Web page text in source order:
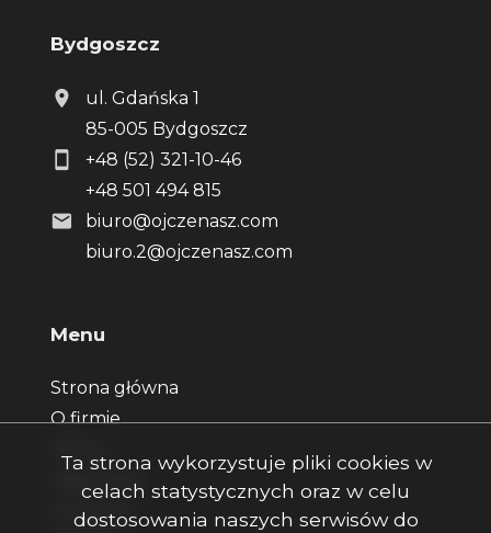
Bydgoszcz
ul. Gdańska 1
85-005 Bydgoszcz
+48 (52) 321-10-46
+48 501 494 815
biuro@ojczenasz.com
biuro.2@ojczenasz.com
Menu
Strona główna
O firmie
Zgłoszenia
Ulubione
Ta strona wykorzystuje pliki cookies w
celach statystycznych oraz w celu
dostosowania naszych serwisów do